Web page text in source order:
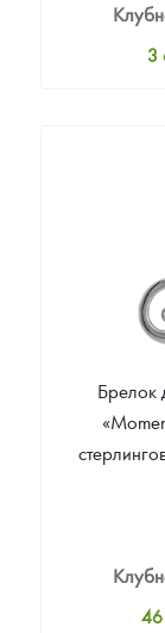
3
Брелок